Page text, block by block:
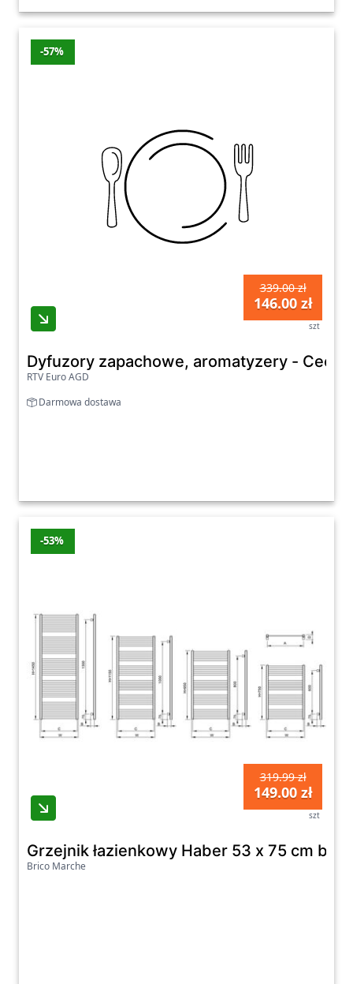
07.08.2026
-57%
339.00 zł
146.00 zł
szt
Dyfuzory zapachowe, aromatyzery -
RTV Euro AGD
Darmowa dostawa
-53%
319.99 zł
149.00 zł
szt
Grzejnik łazienkowy Haber 53 x 75 cm
Brico Marche